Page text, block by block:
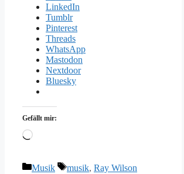
LinkedIn
Tumblr
Pinterest
Threads
WhatsApp
Mastodon
Nextdoor
Bluesky
Gefällt mir:
Wird
Kategorien
Musik Schlagwörter
musik, Ray Wilson